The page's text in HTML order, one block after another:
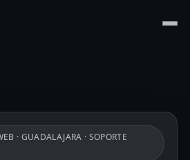
· GUADALAJARA · SOPORTE